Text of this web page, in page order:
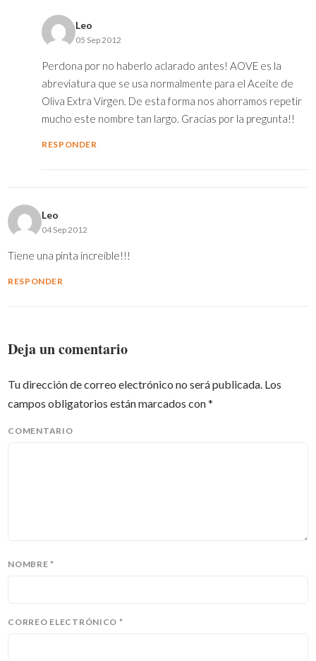
Leo
05 Sep 2012
Perdona por no haberlo aclarado antes! AOVE es la
abreviatura que se usa normalmente para el Aceite de
Oliva Extra Virgen. De esta forma nos ahorramos repetir
mucho este nombre tan largo. Gracias por la pregunta!!
RESPONDER
Leo
04 Sep 2012
Tiene una pinta increíble!!!
RESPONDER
Deja un comentario
Tu dirección de correo electrónico no será publicada. Los
campos obligatorios están marcados con*
COMENTARIO
NOMBRE*
CORREO ELECTRÓNICO *